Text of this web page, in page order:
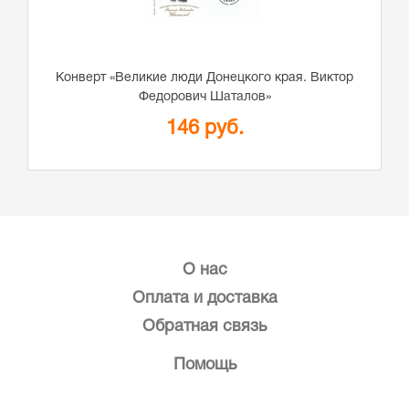
Конверт «Великие люди Донецкого края. Виктор
Федорович Шаталов»
146 руб.
О нас
Оплата и доставка
Обратная связь
Помощь